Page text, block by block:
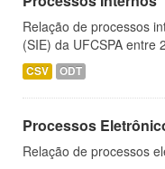
Relação de processos
(SIE) da UFCSPA entre
CSV ODT
Processos
Relação de processos